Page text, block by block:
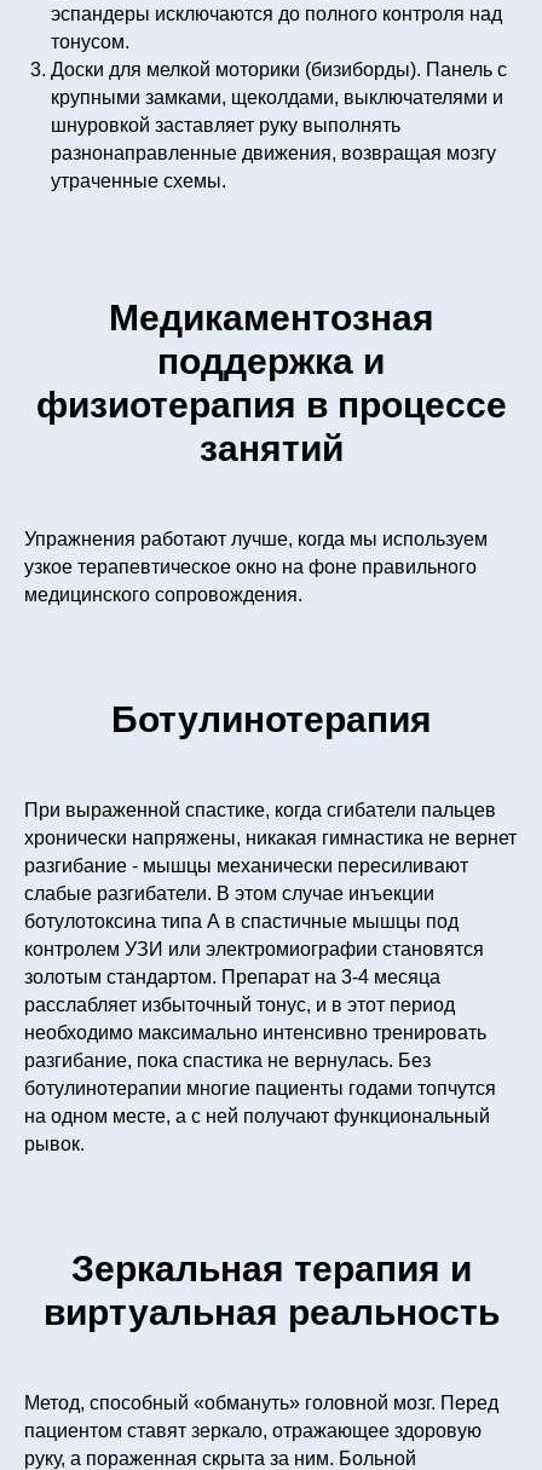
эспандеры исключаются до полного контроля над
тонусом.
Доски для мелкой моторики (бизиборды). Панель с
крупными замками, щеколдами, выключателями и
шнуровкой заставляет руку выполнять
разнонаправленные движения, возвращая мозгу
утраченные схемы.
Медикаментозная
поддержка и
физиотерапия в процессе
занятий
Упражнения работают лучше, когда мы используем
узкое терапевтическое окно на фоне правильного
медицинского сопровождения.
Ботулинотерапия
При выраженной спастике, когда сгибатели пальцев
хронически напряжены, никакая гимнастика не вернет
разгибание - мышцы механически пересиливают
слабые разгибатели. В этом случае инъекции
ботулотоксина типа А в спастичные мышцы под
контролем УЗИ или электромиографии становятся
золотым стандартом. Препарат на 3-4 месяца
расслабляет избыточный тонус, и в этот период
необходимо максимально интенсивно тренировать
разгибание, пока спастика не вернулась. Без
ботулинотерапии многие пациенты годами топчутся
на одном месте, а с ней получают функциональный
рывок.
Зеркальная терапия и
виртуальная реальность
Метод, способный «обмануть» головной мозг. Перед
пациентом ставят зеркало, отражающее здоровую
руку, а пораженная скрыта за ним. Больной